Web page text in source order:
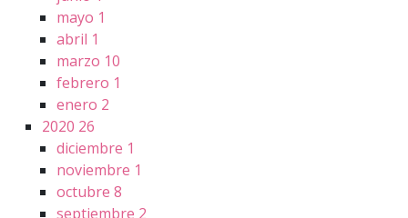
mayo 1
abril 1
marzo 10
febrero 1
enero 2
2020 26
diciembre 1
noviembre 1
octubre 8
septiembre 2